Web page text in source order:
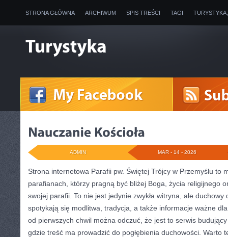
STRONA GŁÓWNA ARCHIWUM SPIS TREŚCI TAGI
MAR - 14 - 2026
ADMIN
Strona internetowa Parafii pw. Świętej Trójcy w Przemyślu to
parafianach, którzy pragną być bliżej Boga, życia religijnego
swojej parafii. To nie jest jedynie zwykła witryna, ale duchowy
spotykają się modlitwa, tradycja, a także informacje ważne
od pierwszych chwil można odczuć, że jest to serwis
gdzie treść ma prowadzić do pogłębienia duchowości. Warto